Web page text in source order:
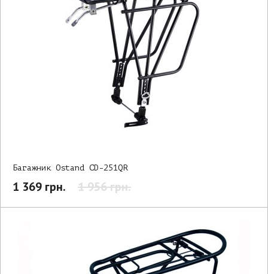
Багажник Ostand CD-251QR
1 369 грн. 1 956 грн.